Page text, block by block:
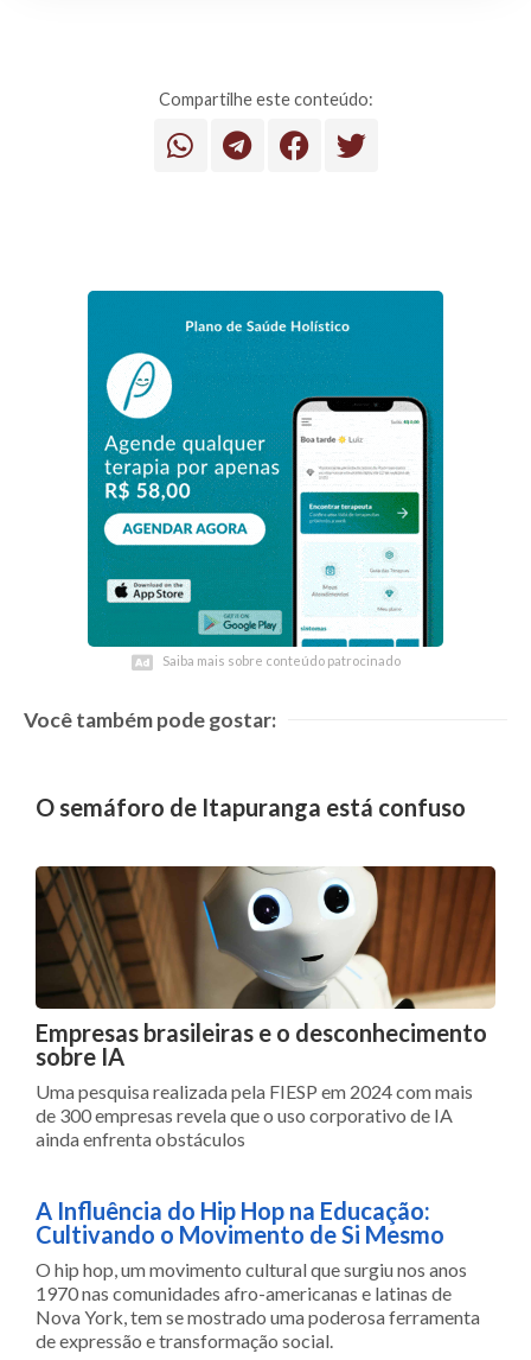
Compartilhe este conteúdo:
Saiba mais sobre conteúdo patrocinado
Saiba mais sobre conteúdo patrocinado
Você também pode gostar:
O semáforo de Itapuranga está confuso
Empresas brasileiras e o desconhecimento
sobre IA
Uma pesquisa realizada pela FIESP em 2024 com mais
de 300 empresas revela que o uso corporativo de IA
ainda enfrenta obstáculos
A Influência do Hip Hop na Educação:
Cultivando o Movimento de Si Mesmo
O hip hop, um movimento cultural que surgiu nos anos
1970 nas comunidades afro-americanas e latinas de
Nova York, tem se mostrado uma poderosa ferramenta
de expressão e transformação social.